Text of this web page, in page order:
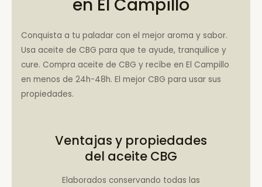
en El Campillo
Conquista a tu paladar con el mejor aroma y sabor.
Usa aceite de CBG para que te ayude, tranquilice y
cure. Compra aceite de CBG y recíbe en El Campillo
en menos de 24h-48h. El mejor CBG para usar sus
propiedades.
Ventajas y propiedades
del aceite CBG
Elaborados conservando todas las